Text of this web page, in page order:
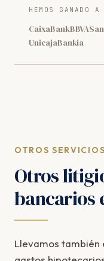
HEMOS GANADO A
CaixaBankBBVA
UnicajaBankia
OTROS
Otros
bancarios
Llevamos también